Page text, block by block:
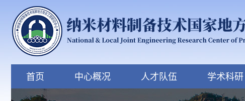
首页 中心概况 人才队伍 学术科研